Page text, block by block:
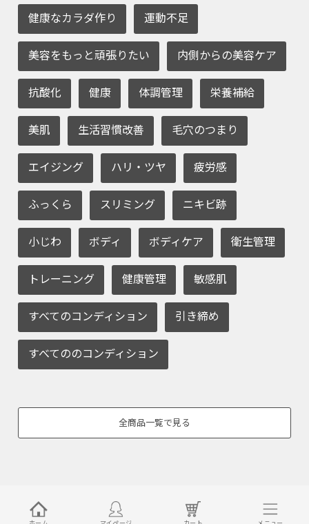
健康なカラダ作り 運動不足
美容をもっと頑張りたい 内側からの美容ケア
抗酸化 健康 体調管理 栄養補給
美肌 生活習慣改善 毛穴のつまり
エイジング ハリ・ツヤ 疲労感
ふっくら スリミング ニキビ跡
小じわ ボディ ボディケア 衛生管理
トレーニング 健康管理 敏感肌
すべてのコンディション 引き締め
すべてののコンディション
全商品一覧で見る